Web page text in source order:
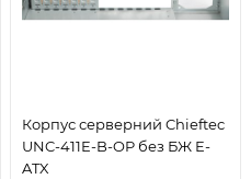
Корпус серверний Chieftec
UNC-411E-B-OP без БЖ E-
ATX